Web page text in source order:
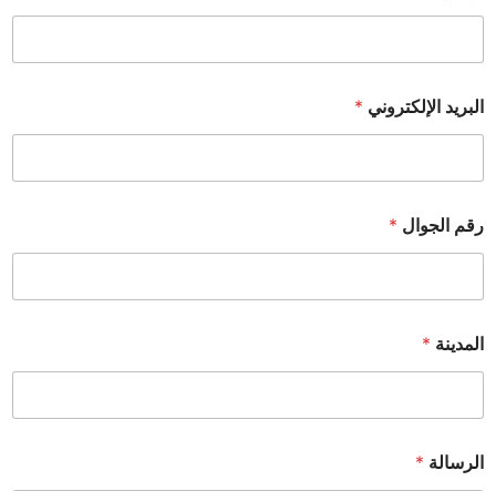
البريد الإلكتروني *
رقم الجوال *
المدينة *
الرسالة *